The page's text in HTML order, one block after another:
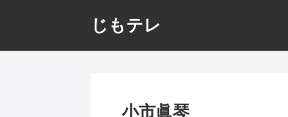
じもテレ
小市眞琴